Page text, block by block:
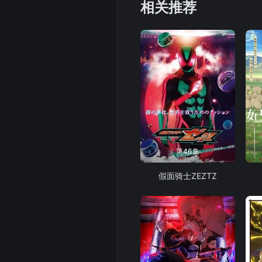
相关推荐
第46集
假面骑士ZEZTZ